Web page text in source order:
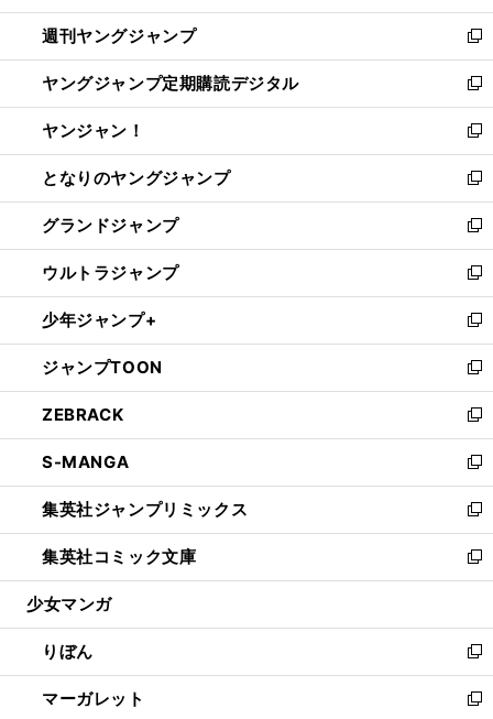
開
く
ウ
で
開
く
ン
ド
ウ
で
開
く
ウ
ィ
ン
ド
ウ
で
開
く
週刊ヤングジャンプ
新
し
い
ウ
ィ
ン
ド
ウ
で
開
く
ヤングジャンプ定期購読デジタル
新
し
い
ウ
ィ
ン
ド
ウ
で
開
く
ヤンジャン！
新
し
い
ウ
ィ
ン
ド
ウ
で
開
く
となりのヤングジャンプ
新
し
い
ウ
ィ
ン
ド
ウ
で
開
く
グランドジャンプ
新
し
い
ウ
ィ
ン
ド
ウ
で
開
く
ウルトラジャンプ
新
し
い
ウ
ィ
ン
ド
ウ
で
開
く
少年ジャンプ+
新
し
い
ウ
ィ
ン
ド
ウ
で
開
く
ジャンプTOON
新
し
い
ウ
ィ
ン
ド
ウ
で
開
ZEBRACK
新
し
い
ウ
ィ
ン
ド
ウ
開
く
S-MANGA
新
し
い
ウ
ィ
ン
ウ
で
開
く
集英社ジャンプリミックス
新
し
い
ウ
ン
ド
ウ
で
集英社コミック文庫
新
し
ウ
ィ
ン
ド
少女マンガ
りぼん
新
し
い
マーガレット
新